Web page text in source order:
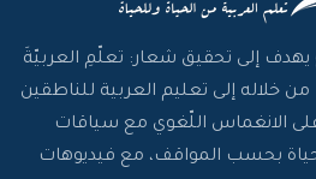
إلى تحقيق شعار: تعلّمِ العربيّةَ
خلاله إلى تعليم العربية للناطقين
الانغماس اللّغوي مع سياقات
بحسب المواقف، مع فيديوهات